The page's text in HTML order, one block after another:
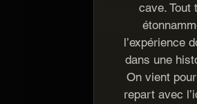
cave. Tout
l’expérience
dans une
On vient
repart avec